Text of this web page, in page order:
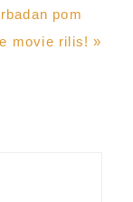
pom
movie rilis! »